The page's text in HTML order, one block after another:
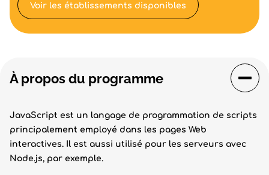
À propos du programme
JavaScript est un langage de programmation de scripts
principalement employé dans les pages Web
interactives. Il est aussi utilisé pour les serveurs avec
Node.js, par exemple.
Voir les établissements disponibles